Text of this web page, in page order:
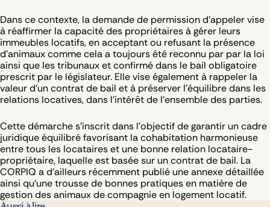
Dans ce contexte, la demande de permission d’appeler vise
à réaffirmer la capacité des propriétaires à gérer leurs
immeubles locatifs, en acceptant ou refusant la présence
d’animaux comme cela a toujours été reconnu par par la loi
ainsi que les tribunaux et confirmé dans le bail obligatoire
prescrit par le législateur. Elle vise également à rappeler la
valeur d’un contrat de bail et à préserver l’équilibre dans les
relations locatives, dans l’intérêt de l’ensemble des parties.
Cette démarche s'inscrit dans l’objectif de garantir un cadre
juridique équilibré favorisant la cohabitation harmonieuse
entre tous les locataires et une bonne relation locataire-
propriétaire, laquelle est basée sur un contrat de bail. La
CORPIQ a d'ailleurs récemment publié une annexe détaillée
ainsi qu’une trousse de bonnes pratiques en matière de
gestion des animaux de compagnie en logement locatif.